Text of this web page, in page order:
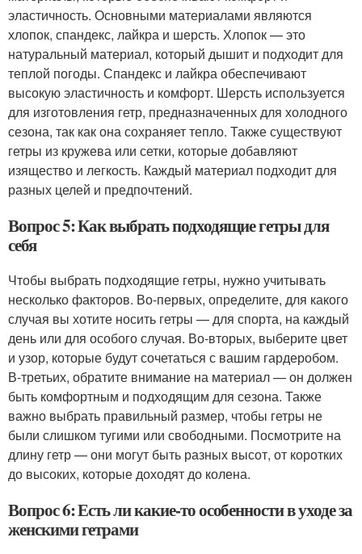
эластичность. Основными материалами являются
хлопок, спандекс, лайкра и шерсть. Хлопок — это
натуральный материал, который дышит и подходит для
теплой погоды. Спандекс и лайкра обеспечивают
высокую эластичность и комфорт. Шерсть используется
для изготовления гетр, предназначенных для холодного
сезона, так как она сохраняет тепло. Также существуют
гетры из кружева или сетки, которые добавляют
изящество и легкость. Каждый материал подходит для
разных целей и предпочтений.
Вопрос 5: Как выбрать подходящие гетры для
себя
Чтобы выбрать подходящие гетры, нужно учитывать
несколько факторов. Во-первых, определите, для какого
случая вы хотите носить гетры — для спорта, на каждый
день или для особого случая. Во-вторых, выберите цвет
и узор, которые будут сочетаться с вашим гардеробом.
В-третьих, обратите внимание на материал — он должен
быть комфортным и подходящим для сезона. Также
важно выбрать правильный размер, чтобы гетры не
были слишком тугими или свободными. Посмотрите на
длину гетр — они могут быть разных высот, от коротких
до высоких, которые доходят до колена.
Вопрос 6: Есть ли какие-то особенности в уходе за
женскими гетрами